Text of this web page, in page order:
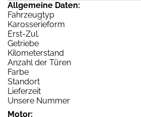
Allgemeine Daten:
Fahrzeugtyp
Karosserieform
Erst-Zul.
Getriebe
Kilometerstand
Anzahl der Türen
Farbe
Standort
Lieferzeit
Unsere Nummer
Motor: